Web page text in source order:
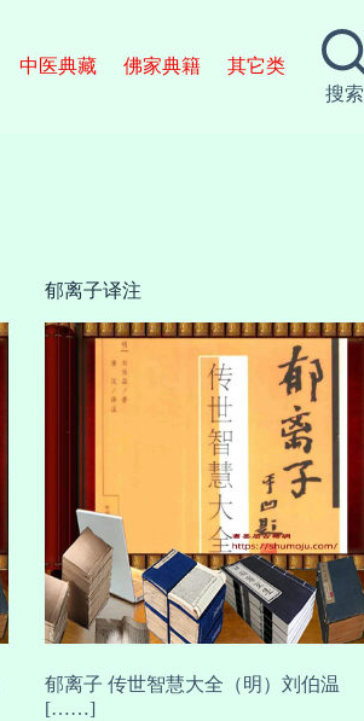
中医典藏 佛家典籍
其它类
搜索
郁离子译注
郁离子 传世智慧大全（明）刘伯温
[……]